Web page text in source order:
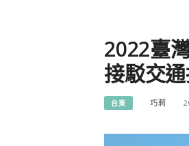
2022臺
接駁交
台東 巧莉